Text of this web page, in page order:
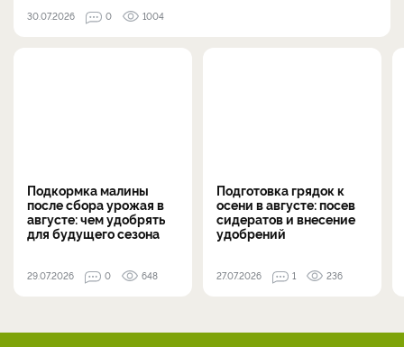
30.07.2026 0 1004
Подкормка малины
после сбора урожая в
августе: чем удобрять
для будущего сезона
29.07.2026 0 648
Подготовка грядок к
осени в августе: посев
сидератов и внесение
удобрений
27.07.2026 1 236